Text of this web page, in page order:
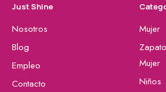
Just Shine
Nosotros
Blog
Empleo
Contacto
Mujer
Mujer
Niños